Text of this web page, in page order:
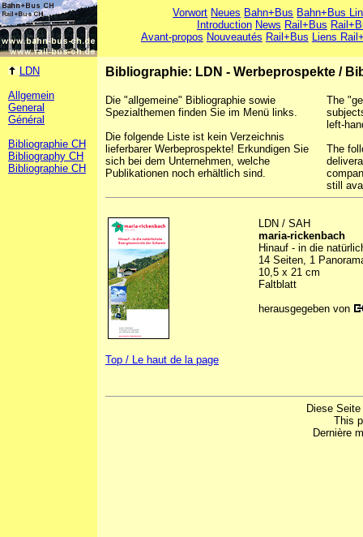
Vorwort Neues Bahn+Bus Bahn+Bus
Introduction News Rail+Bus
Avant-propos Nouveautés Rail+Bus Liens
LDN
Allgemein
General
Général
Bibliographie CH
Bibliography CH
Bibliographie CH
Bibliographie: LDN - Werbeprospekte /
Die "allgemeine" Bibliographie sowie
Spezialthemen finden Sie im Menü links.
Die folgende Liste ist kein Verzeichnis
lieferbarer Werbeprospekte! Erkundigen Sie
sich bei dem Unternehmen, welche
Publikationen noch erhältlich sind.
The
left-
The
still
LDN / SAH
maria-rickenbach
Hinauf - in die
14 Seiten, 1
10,5 x 21 cm
Faltblatt
herausgegeben von
Top / Le haut de la page
Diese
This
Dernière